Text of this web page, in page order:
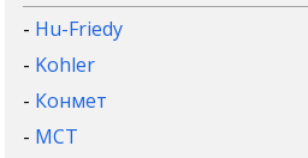
- Hu-Friedy
- Kohler
- Конмет
- MCT